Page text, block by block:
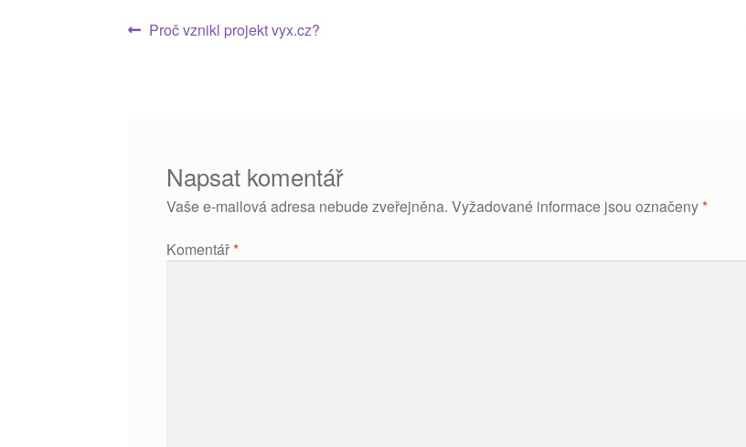
Navigace
Předchozí
Proč vznikl projekt vyx.cz?
Napsat komentář
Vaše e-mailová adresa nebude zveřejněna. Vyžadované informace jsou označeny*
Komentář*